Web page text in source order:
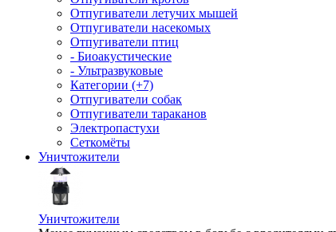
Отпугиватели летучих мышей
Отпугиватели насекомых
Отпугиватели птиц
- Биоакустические
- Ультразвуковые
Категории (+7)
Отпугиватели собак
Отпугиватели тараканов
Электропастухи
Сеткомёты
Уничтожители
Уничтожители